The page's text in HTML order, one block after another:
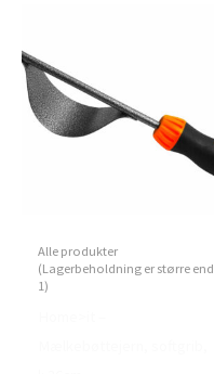
Alle produkter
(Lagerbeholdning er større end
1)